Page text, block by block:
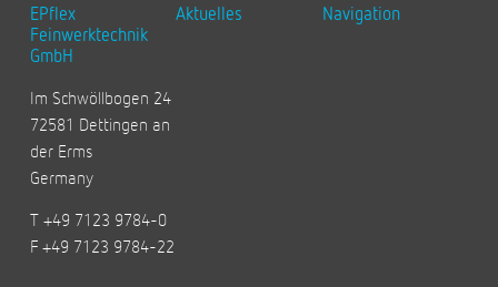
EPflex
Feinwerktechnik
GmbH
Im Schwöllbogen 24
72581 Dettingen an
der Erms
Germany
T +49 7123 9784-0
F +49 7123 9784-22
Aktuelles Navigation